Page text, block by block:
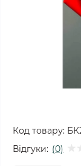
Код товару:
Відгуки: (0)